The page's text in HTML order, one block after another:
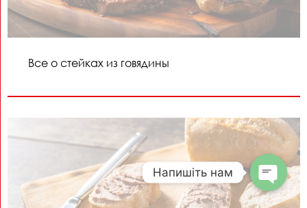
Все о стейках из говядины
Напишіть нам
Open